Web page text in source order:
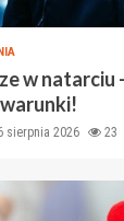
w natarciu
sierpnia 2026 23